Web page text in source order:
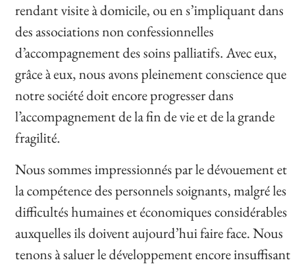
rendant visite à domicile, ou en s’impliquant dans
des associations non confessionnelles
d’accompagnement des soins palliatifs. Avec eux,
grâce à eux, nous avons pleinement conscience que
notre société doit encore progresser dans
l’accompagnement de la fin de vie et de la grande
fragilité.
Nous sommes impressionnés par le dévouement et
la compétence des personnels soignants, malgré les
difficultés humaines et économiques considérables
auxquelles ils doivent aujourd’hui faire face. Nous
tenons à saluer le développement encore insuffisant